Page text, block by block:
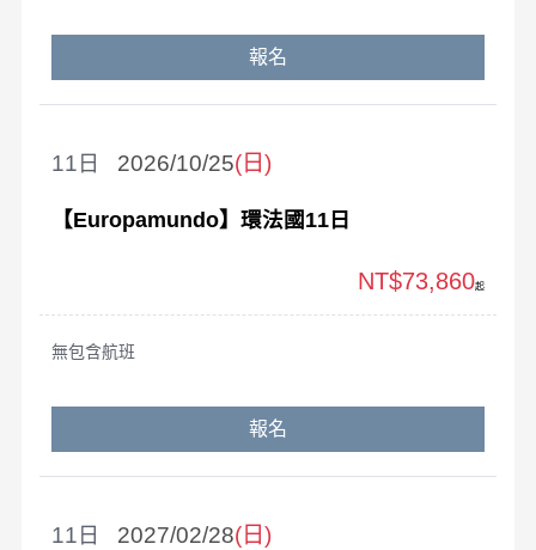
報名
2026/10/25(日)
11
【Europamundo】環法國11日
無包含航班
NT$73,860起
報名
2027/02/28(日)
11